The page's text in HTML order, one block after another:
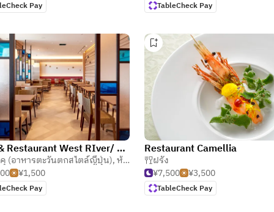
Pay TableCheck Pay
Cafe & Restaurant West RIver/ Hotel Vischio Amagasaki
คุ (อาหารตะวันตกสไตล์ญี่ปุ่น), ห้องอาหารกึ่งบาร์ & แกสโตร บาร์
¥1,500
Pay
Restaurant Camellia
ฝรั่ง
¥7,500
¥3,500
TableCheck Pay